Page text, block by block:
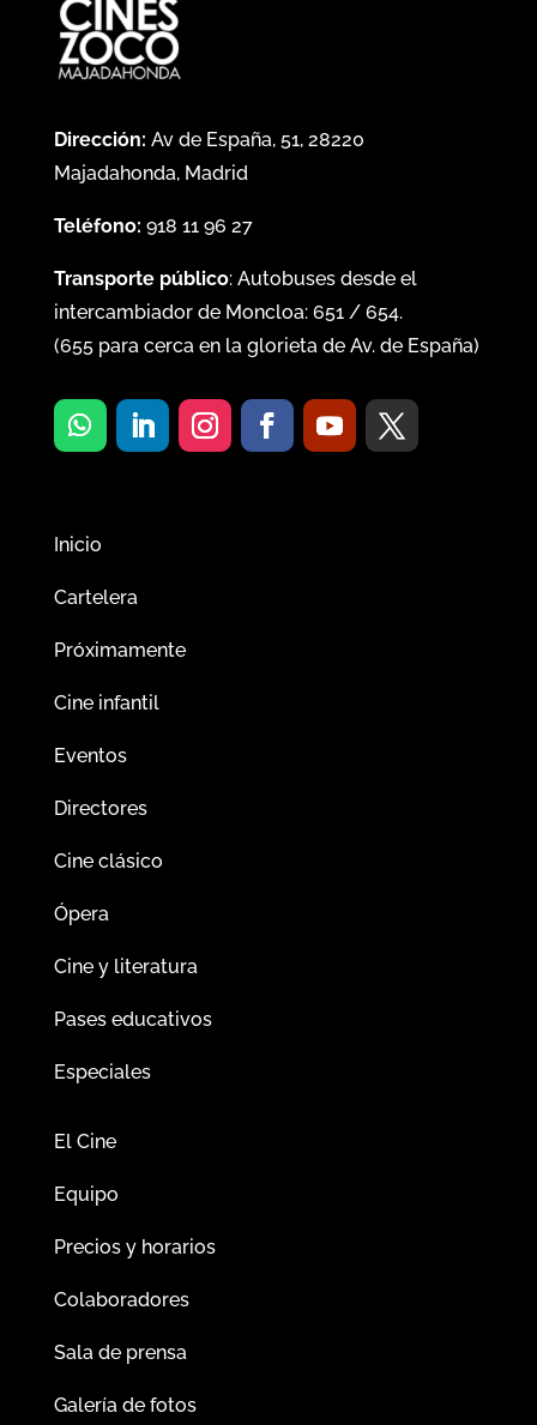
Dirección: Av de España, 51, 28220
Majadahonda, Madrid
Teléfono: 918 11 96 27
Transporte público: Autobuses desde el
intercambiador de Moncloa: 651/ 654.
(655para cerca en la glorieta de Av. de España)
Inicio
Cartelera
Próximamente
Cine infantil
Eventos
Directores
Cine clásico
Ópera
Cine y literatura
Pases educativos
Especiales
El Cine
Equipo
Precios y horarios
Colaboradores
Sala de prensa
Galería de fotos